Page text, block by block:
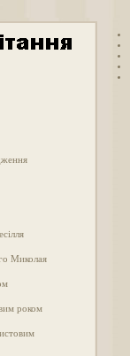
Миколая
роком